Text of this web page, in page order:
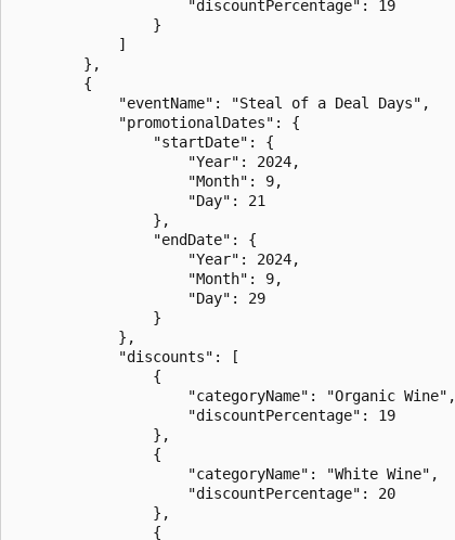
                    "discountPercentage": 19
                }
            ]
        },
        {
            "eventName": "Steal of a Deal Days",
            "promotionalDates": {
                "startDate": {
                    "Year": 2024,
                    "Month": 9,
                    "Day": 21
                },
                "endDate": {
                    "Year": 2024,
                    "Month": 9,
                    "Day": 29
                }
            },
            "discounts": [
                {
                    "categoryName": "Organic Wine",
                    "discountPercentage": 19
                },
                {
                    "categoryName": "White Wine",
                    "discountPercentage": 20
                },
                {